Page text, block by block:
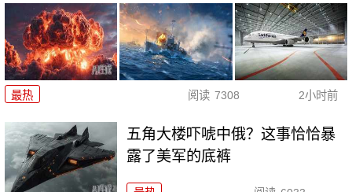
最热 阅读 7308 2小时前
五角大楼吓唬中俄？这事恰恰暴
露了美军的底裤